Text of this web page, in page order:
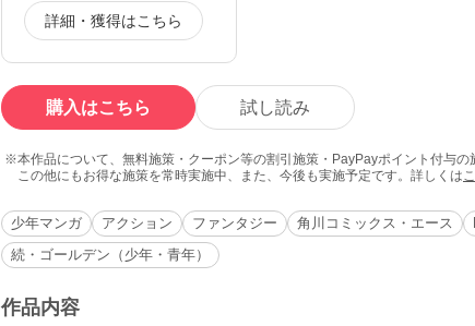
詳細・獲得はこちら
購入はこちら 試し読み
本作品について、無料施策・クーポン等の割引施策・PayPayポイント付与
この他にもお得な施策を常時実施中、また、今後も実施予定です。詳しくは
少年マンガ アクション ファンタジー 角川コミックス・エース
続・ゴールデン（少年・青年）
作品内容